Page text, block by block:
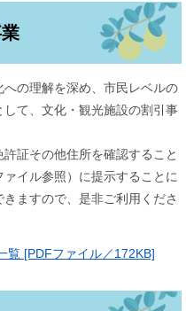
の理解を深め、市民レベルの
て、文化・観光施設の割引事
証その他住所を確認すること
イル参照）に提示することに
ますので、是非ご利用くださ
覧 [PDFファイル／172KB]